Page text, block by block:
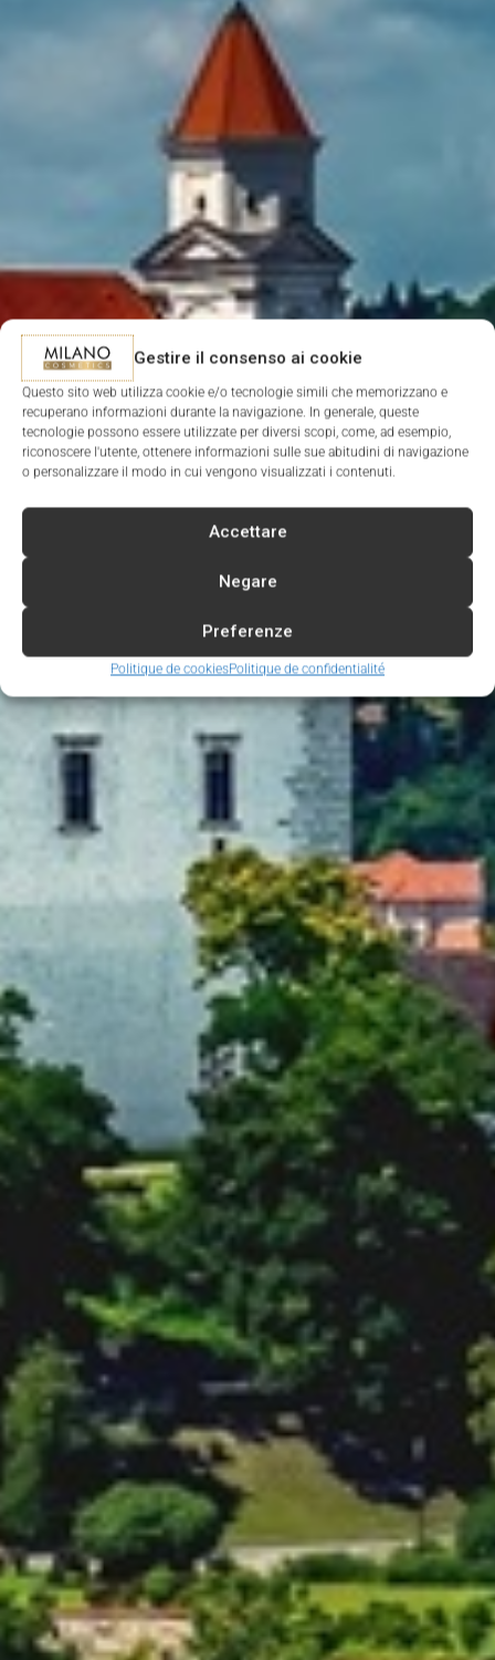
Gestire il consenso ai cookie
Questo sito web utilizza cookie e/o tecnologie simili che memorizzano e
recuperano informazioni durante la navigazione. In generale, queste
tecnologie possono essere utilizzate per diversi scopi, come, ad esempio,
riconoscere l'utente, ottenere informazioni sulle sue abitudini di navigazione
o personalizzare il modo in cui vengono visualizzati i contenuti.
Accettare
Negare
Preferenze
Politique de cookiesPolitique de confidentialité